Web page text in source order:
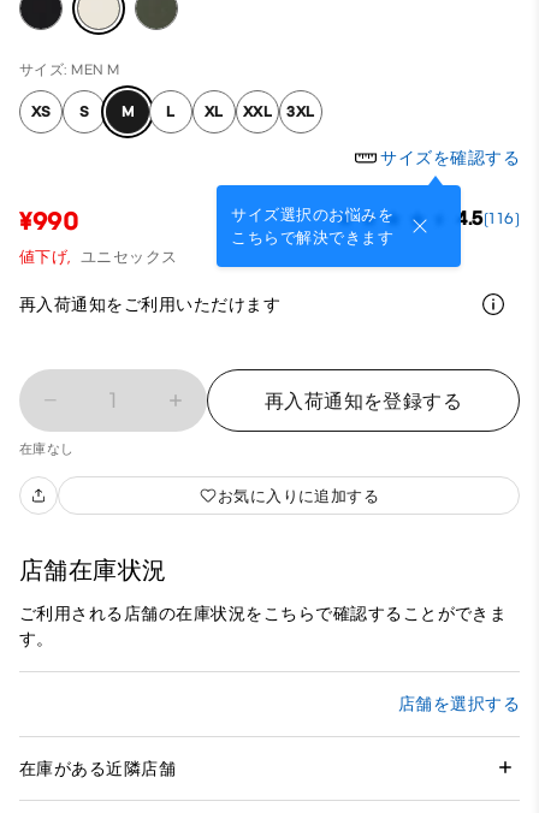
サイズ: MEN M
XS S M L XL XXL 3XL
サイズを確認する
サイズ選択のお悩みを
こちらで解決できます
¥990 4.5(116)
値下げ, ユニセックス
再入荷通知をご利用いただけます
1 再入荷通知を登録する
在庫なし
お気に入りに追加する
店舗在庫状況
ご利用される店舗の在庫状況をこちらで確認することができま
す。
店舗を選択する
在庫がある近隣店舗